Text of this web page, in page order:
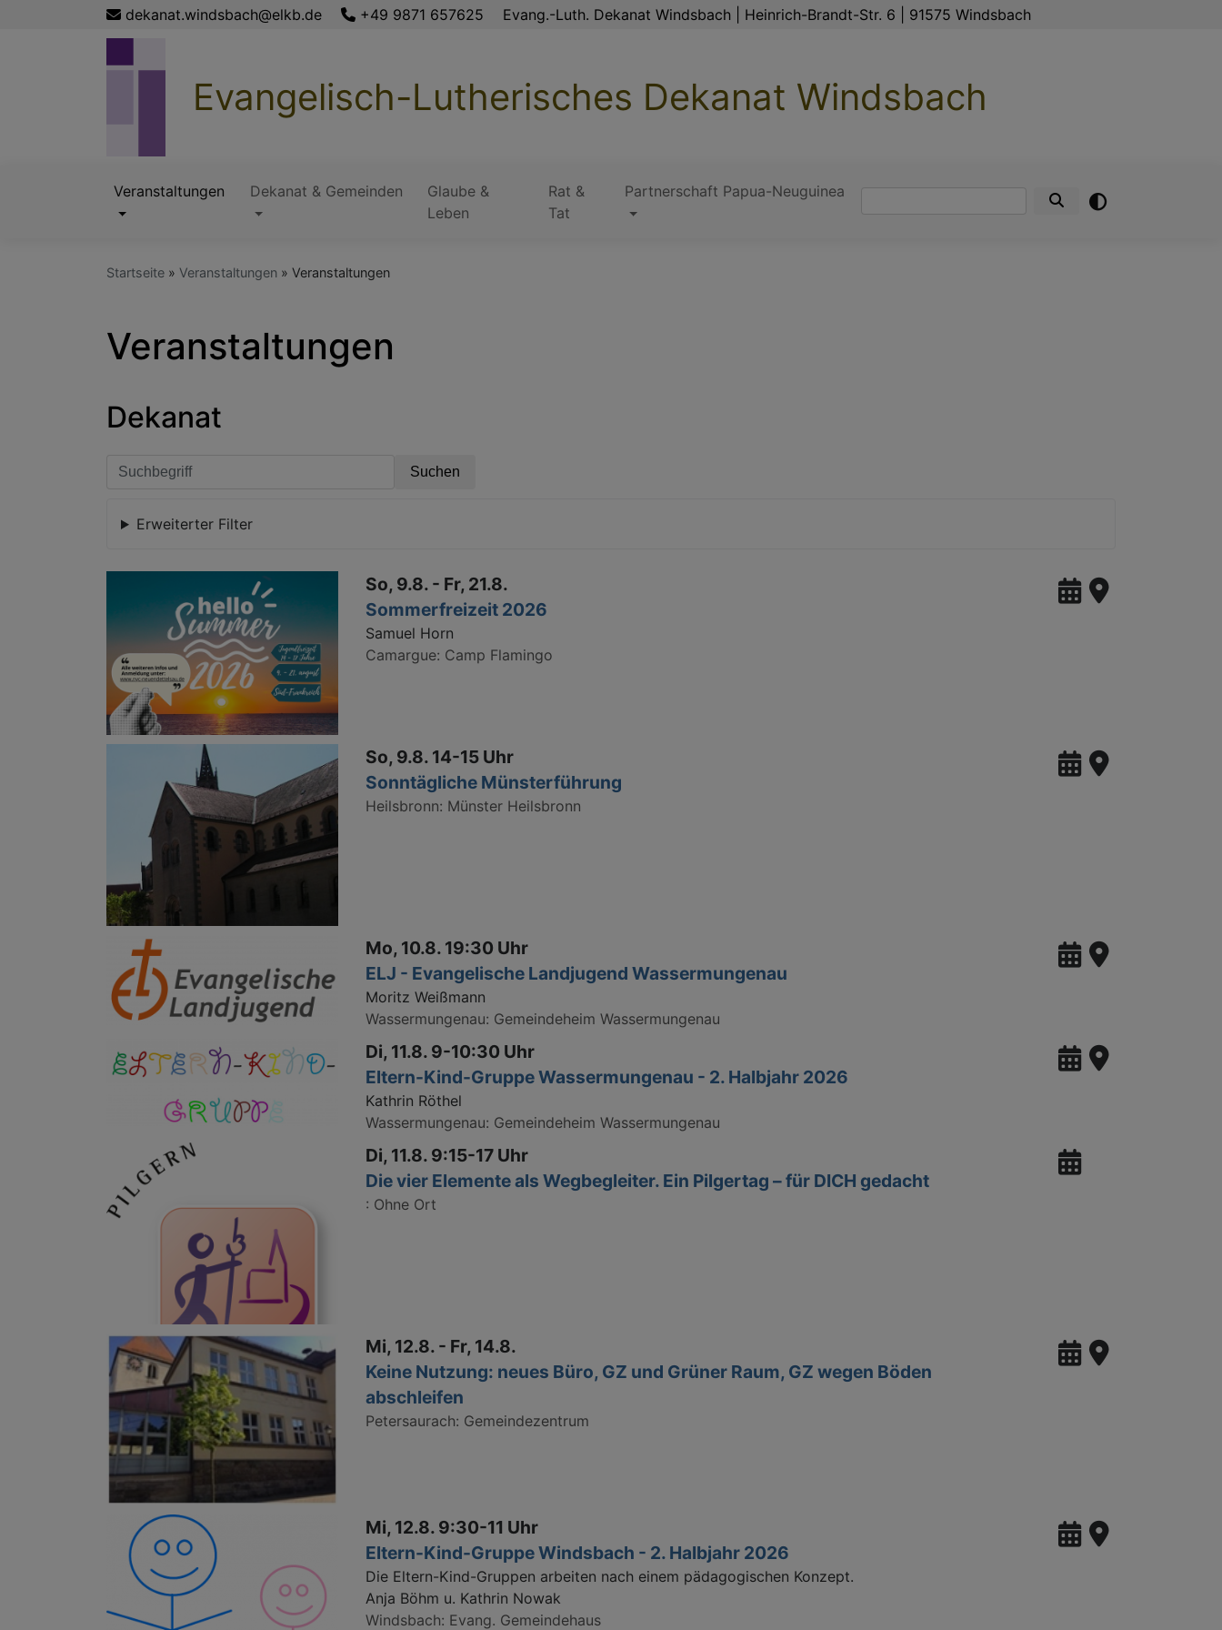
dekanat.windsbach@elkb.de +49 9871 657625 Evang.-Luth. Dekanat Windsbach | Heinrich-Brandt-Str. 6 | 91575 Windsbach
Evangelisch-Lutherisches Dekanat Windsbach
Hauptnavigation
Veranstaltungen Dekanat & Gemeinden
Glaube &
Leben
Rat &
Tat
Partnerschaft Papua-NeuguineaSuche
Startseite Veranstaltungen Veranstaltungen
Veranstaltungen
Dekanat
Erweiterter Filter
So, 9.8. - Fr, 21.8.
Sommerfreizeit 2026
Samuel Horn
Camargue Camp Flamingo
So, 9.8. 14-15 Uhr
Sonntägliche Münsterführung
Heilsbronn Münster Heilsbronn
Mo, 10.8. 19:30 Uhr
ELJ - Evangelische Landjugend Wassermungenau
Moritz Weißmann
Wassermungenau Gemeindeheim Wassermungenau
Di, 11.8. 9-10:30 Uhr
Eltern-Kind-Gruppe Wassermungenau - 2. Halbjahr 2026
Kathrin Röthel
Wassermungenau Gemeindeheim Wassermungenau
Di, 11.8. 9:15-17 Uhr
Die vier Elemente als Wegbegleiter. Ein Pilgertag – für DICH gedacht
Ohne Ort
Mi, 12.8. - Fr, 14.8.
Keine Nutzung: neues Büro, GZ und Grüner Raum, GZ wegen Böden
abschleifen
Petersaurach Gemeindezentrum
Mi, 12.8. 9:30-11 Uhr
Eltern-Kind-Gruppe Windsbach - 2. Halbjahr 2026
Die Eltern-Kind-Gruppen arbeiten nach einem pädagogischen Konzept.
Anja Böhm u. Kathrin Nowak
Windsbach Evang. Gemeindehaus